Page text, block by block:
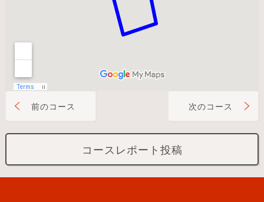
次のコース
前のコース
コースレポート投稿